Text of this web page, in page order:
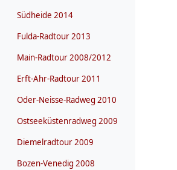
Südheide 2014
Fulda-Radtour 2013
Main-Radtour 2008/2012
Erft-Ahr-Radtour 2011
Oder-Neisse-Radweg 2010
Ostseeküstenradweg 2009
Diemelradtour 2009
Bozen-Venedig 2008